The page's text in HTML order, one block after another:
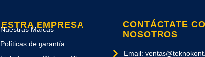
EMPRESA
Nuestras Marcas
Políticas de garantía
CONTÁCTATE
NOSOTROS
Email: